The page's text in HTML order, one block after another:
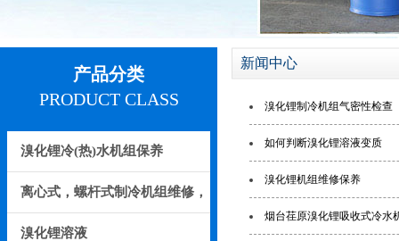
产品分类
PRODUCT CLASS
溴化锂冷(热)水机组保养
离心式，螺杆式制冷机组维修，
保养
溴化锂溶液
新闻中心
溴化锂制冷机组气密性检查
如何判断溴化锂溶液变质
溴化锂机组维修保养
烟台荏原溴化锂吸收式冷水